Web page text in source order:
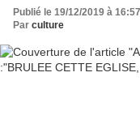
Publié le 19/12/2019 à 16:57
Par culture